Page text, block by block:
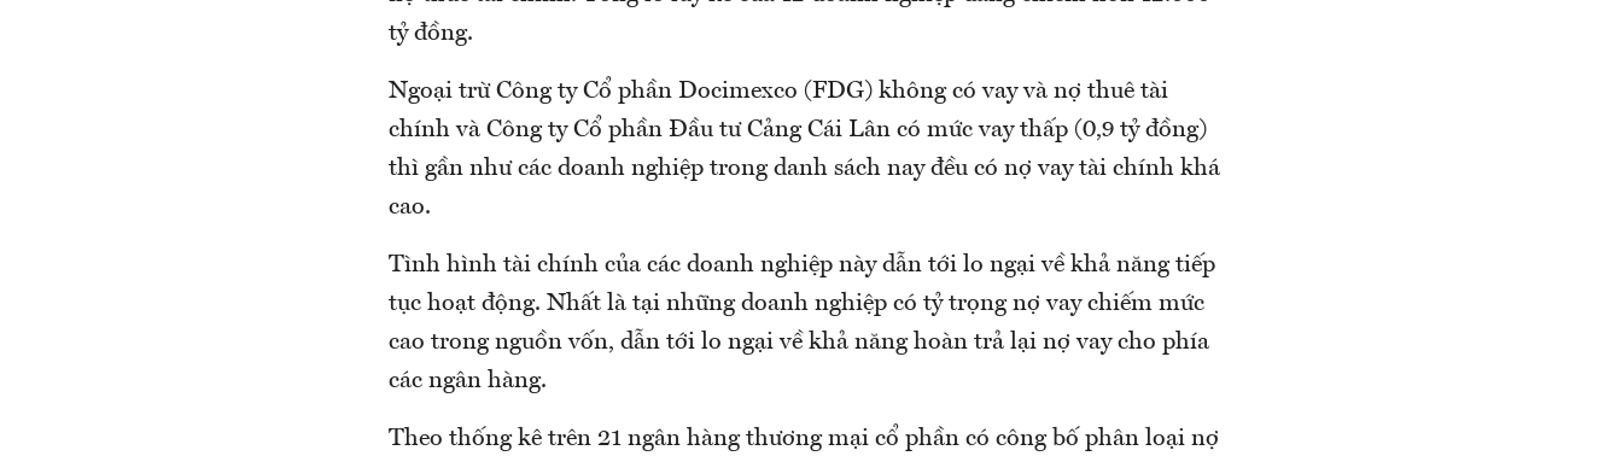
tỷ đồng.
Ngoại trừ Công ty Cổ phần Docimexco (FDG) không có vay và nợ thuê tài
chính và Công ty Cổ phần Đầu tư Cảng Cái Lân có mức vay thấp (0,9 tỷ đồng)
thì gần như các doanh nghiệp trong danh sách nay đều có nợ vay tài chính khá
cao.
Tình hình tài chính của các doanh nghiệp này dẫn tới lo ngại về khả năng tiếp
tục hoạt động. Nhất là tại những doanh nghiệp có tỷ trọng nợ vay chiếm mức
cao trong nguồn vốn, dẫn tới lo ngại về khả năng hoàn trả lại nợ vay cho phía
các ngân hàng.
Theo thống kê trên 21 ngân hàng thương mại cổ phần có công bố phân loại nợ